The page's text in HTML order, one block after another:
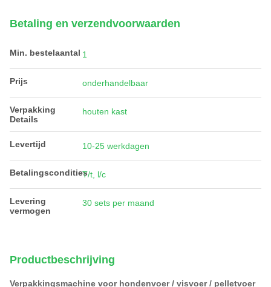
Betaling en verzendvoorwaarden
Min. bestelaantal 1
Prijs onderhandelbaar
Verpakking
Details
houten kast
Levertijd 10-25 werkdagen
BetalingsconditiesT/t, l/c
Levering
vermogen
30 sets per maand
Productbeschrijving
Verpakkingsmachine voor hondenvoer / visvoer / pelletvoer